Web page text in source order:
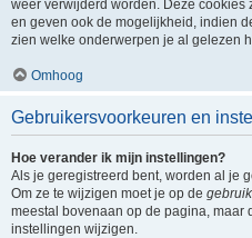
weer verwijderd worden. Deze
en geven ook de mogelijkheid, indien
zien welke onderwerpen je al gelezen
Omhoog
Gebruikersvoorkeuren en
Hoe verander ik mijn instellingen?
Als je geregistreerd bent, worden al je
Om ze te wijzigen moet je op de
meestal bovenaan op de pagina, maar
instellingen wijzigen.